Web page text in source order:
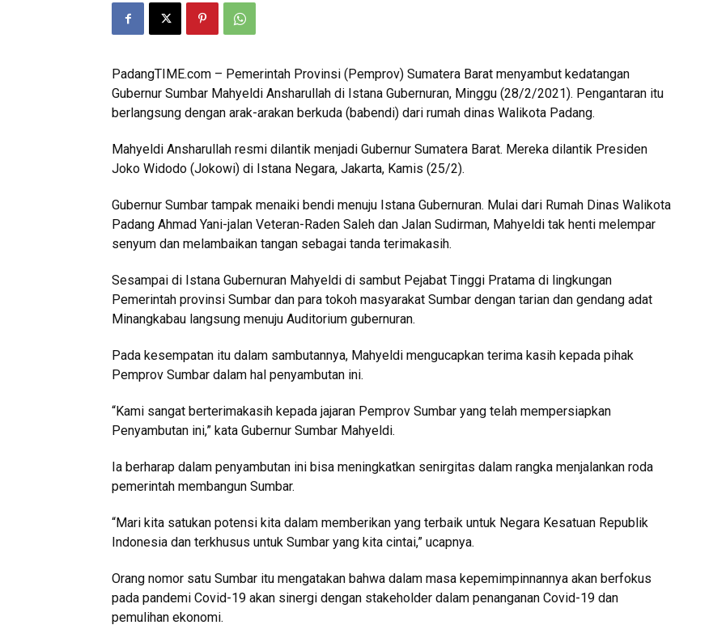
PadangTIME.com – Pemerintah Provinsi (Pemprov) Sumatera Barat menyambut kedatangan
Gubernur Sumbar Mahyeldi Ansharullah di Istana Gubernuran, Minggu (28/2/2021). Pengantaran itu
berlangsung dengan arak-arakan berkuda (babendi) dari rumah dinas Walikota Padang.
Mahyeldi Ansharullah resmi dilantik menjadi Gubernur Sumatera Barat. Mereka dilantik Presiden
Joko Widodo (Jokowi) di Istana Negara, Jakarta, Kamis (25/2).
Gubernur Sumbar tampak menaiki bendi menuju Istana Gubernuran. Mulai dari Rumah Dinas Walikota
Padang Ahmad Yani-jalan Veteran-Raden Saleh dan Jalan Sudirman, Mahyeldi tak henti melempar
senyum dan melambaikan tangan sebagai tanda terimakasih.
Sesampai di Istana Gubernuran Mahyeldi di sambut Pejabat Tinggi Pratama di lingkungan
Pemerintah provinsi Sumbar dan para tokoh masyarakat Sumbar dengan tarian dan gendang adat
Minangkabau langsung menuju Auditorium gubernuran.
Pada kesempatan itu dalam sambutannya, Mahyeldi mengucapkan terima kasih kepada pihak
Pemprov Sumbar dalam hal penyambutan ini.
“Kami sangat berterimakasih kepada jajaran Pemprov Sumbar yang telah mempersiapkan
Penyambutan ini,” kata Gubernur Sumbar Mahyeldi.
Ia berharap dalam penyambutan ini bisa meningkatkan senirgitas dalam rangka menjalankan roda
pemerintah membangun Sumbar.
“Mari kita satukan potensi kita dalam memberikan yang terbaik untuk Negara Kesatuan Republik
Indonesia dan terkhusus untuk Sumbar yang kita cintai,” ucapnya.
Orang nomor satu Sumbar itu mengatakan bahwa dalam masa kepemimpinnannya akan berfokus
pada pandemi Covid-19 akan sinergi dengan stakeholder dalam penanganan Covid-19 dan
pemulihan ekonomi.